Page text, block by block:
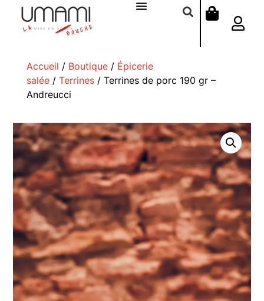
Accueil / Boutique/ Épicerie
salée/ Terrines/ Terrines de porc 190 gr –
Andreucci